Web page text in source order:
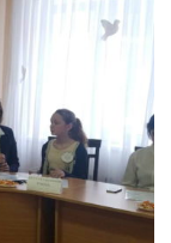
Родины